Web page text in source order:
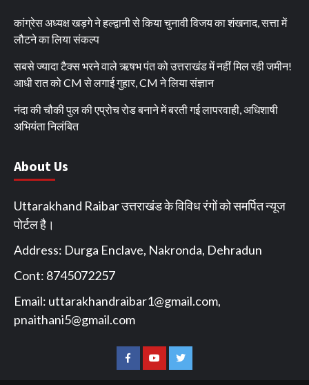
कांग्रेस अध्यक्ष खड़गे ने हल्द्वानी से किया चुनावी विजय का शंखनाद, सत्ता में
लौटने का लिया संकल्प
सबसे ज्यादा टैक्स भरने वाले ऋषभ पंत को उत्तराखंड में नहीं मिल रही जमीन!
आधी रात को CM से लगाई गुहार, CM ने लिया संज्ञान
नंदा की चौकी पुल की एप्रोच रोड बनाने में बरती गई लापरवाही, अधिशाषी
अभियंता निलंबित
About Us
Uttarakhand Raibar उत्तराखंड के विविध रंगों को समर्पित न्यूज
पोर्टल है।
Address: Durga Enclave, Nakronda, Dehradun
Cont: 8745072257
Email: uttarakhandraibar1@gmail.com,
pnaithani5@gmail.com
Facebook
You Twitter